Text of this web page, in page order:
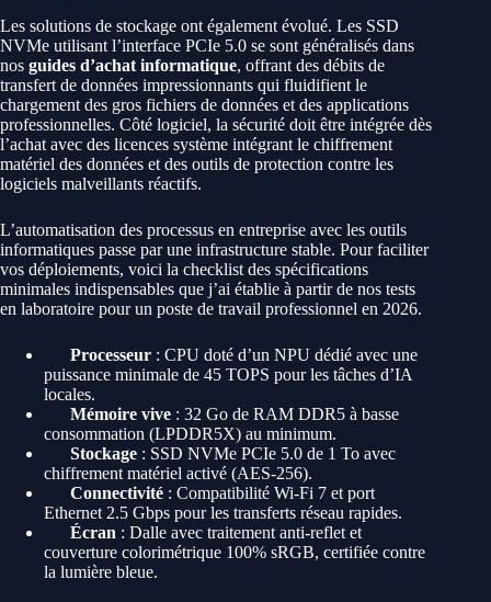
Les solutions de stockage ont également évolué. Les SSD
NVMe utilisant l’interface PCIe 5.0 se sont généralisés dans
nos guides d’achat informatique, offrant des débits de
transfert de données impressionnants qui fluidifient le
chargement des gros fichiers de données et des applications
professionnelles. Côté logiciel, la sécurité doit être intégrée dès
l’achat avec des licences système intégrant le chiffrement
matériel des données et des outils de protection contre les
logiciels malveillants réactifs.
L’automatisation des processus en entreprise avec les outils
informatiques passe par une infrastructure stable. Pour faciliter
vos déploiements, voici la checklist des spécifications
minimales indispensables que j’ai établie à partir de nos tests
en laboratoire pour un poste de travail professionnel en 2026.
Processeur : CPU doté d’un NPU dédié avec une
puissance minimale de 45 TOPS pour les tâches d’IA
locales.
Mémoire vive : 32 Go de RAM DDR5 à basse
consommation (LPDDR5X) au minimum.
Stockage : SSD NVMe PCIe 5.0 de 1 To avec
chiffrement matériel activé (AES-256).
Connectivité : Compatibilité Wi-Fi 7 et port
Ethernet 2.5 Gbps pour les transferts réseau rapides.
Écran : Dalle avec traitement anti-reflet et
couverture colorimétrique 100% sRGB, certifiée contre
la lumière bleue.